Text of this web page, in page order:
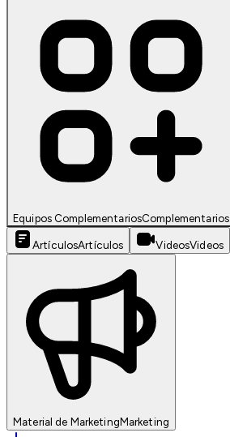
Equipos ComplementariosComplementarios
ArtículosArtículos VideosVideos
Material de MarketingMarketing